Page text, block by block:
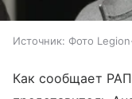
Источник: Фото
Как сообщает